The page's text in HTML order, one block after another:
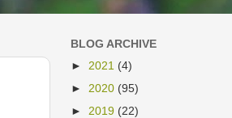
BLOG ARCHIVE
► 2021 (4)
► 2020 (95)
► 2019 (22)